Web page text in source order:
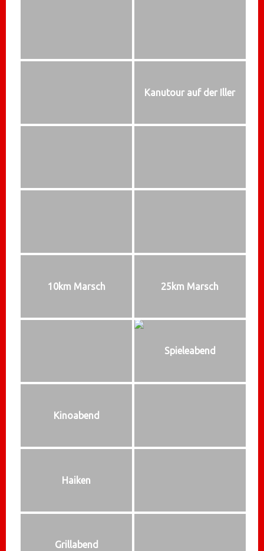
Kanutour auf der Iller
10km Marsch 25km Marsch
Spieleabend
Kinoabend
Haiken
Grillabend